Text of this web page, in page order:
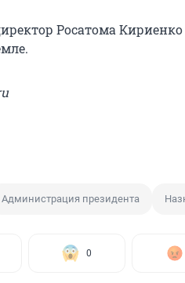
Росатомa
Администрация президента
0